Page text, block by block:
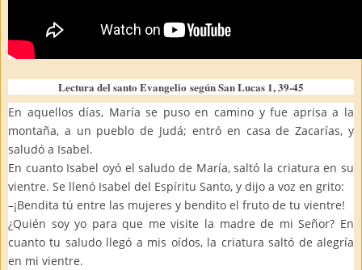
Lectura del santo Evangelio según San Lucas 1, 39-45
En aquellos días, María se puso en camino y fue aprisa a la
montaña, a un pueblo de Judá; entró en casa de Zacarías, y
saludó a Isabel.
En cuanto Isabel oyó el saludo de María, saltó la criatura en su
vientre. Se llenó Isabel del Espíritu Santo, y dijo a voz en grito:
–¡Bendita tú entre las mujeres y bendito el fruto de tu vientre!
¿Quién soy yo para que me visite la madre de mi Señor? En
cuanto tu saludo llegó a mis oídos, la criatura saltó de alegría
en mi vientre.